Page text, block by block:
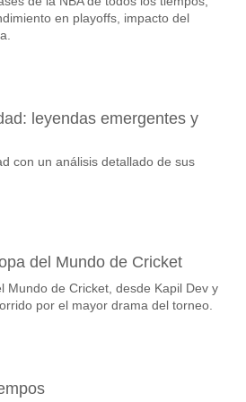
Club v Odisha FC?
de 78%
v Odisha FC?
Bengal Club v Odisha FC?
que tiene un porcentaje de 15%.
en playoffs, impacto del
leyendas emergentes y
con un análisis detallado de sus
del Mundo de Cricket
Mundo de Cricket, desde Kapil Dev y
por el mayor drama del torneo.